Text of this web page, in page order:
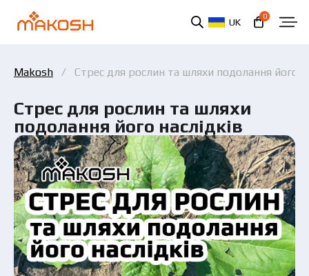
UK
0
Makosh Стрес для рослин та шляхи подолання його
Стрес для рослин та шляхи
подолання його наслідків
Ви ознайомилися та погоджуєтеся з політикою
захисту персональних даних.